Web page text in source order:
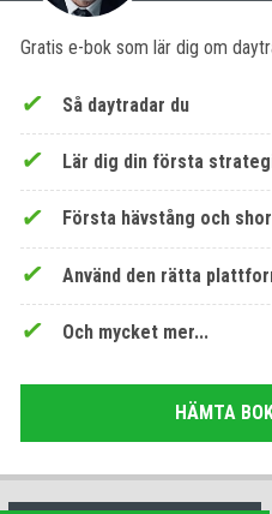
Gratis e-bok som lär dig om
Så daytradar du
Lär dig din första
Första hävstång och
Använd den rätta
Och mycket mer...
HÄMTA